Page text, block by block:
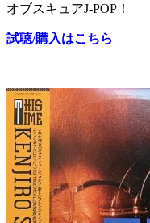
オブスキュアJ-POP！
試聴/購入はこちら